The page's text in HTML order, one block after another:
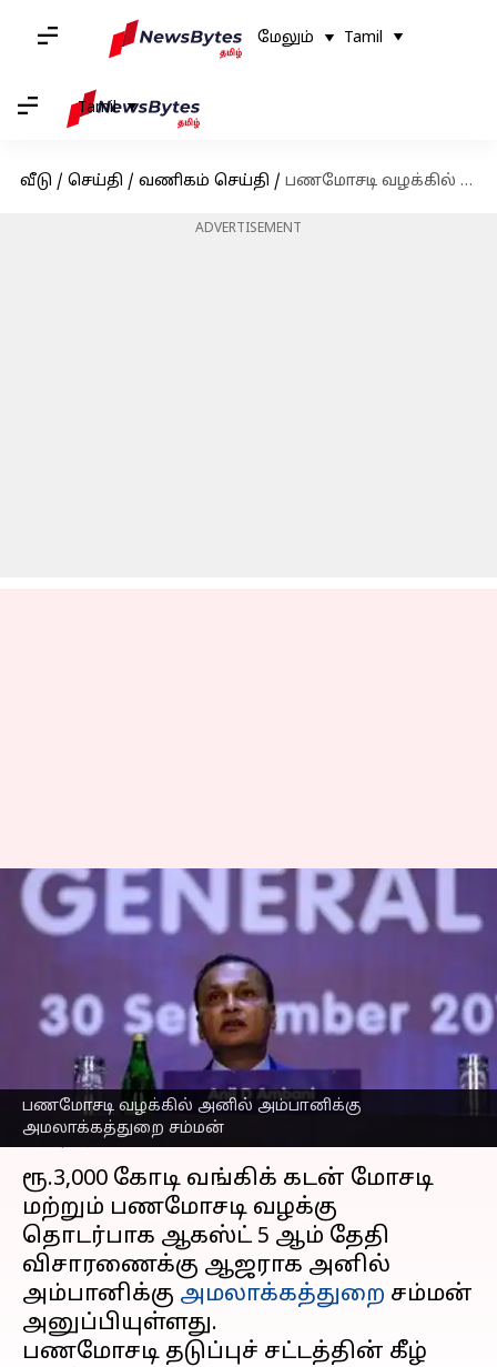
மேலும் Tamil
Tamil
வீடு / செய்தி / வணிகம் செய்தி / பணமோசடி வழக்கில் அனில் அம்பானிக்கு அமலாக்கத்துறை சம்மன்; ஆகஸ்ட் 5 அன்று ஆஜராக உத்தரவு
ADVERTISEMENT
பணமோசடி வழக்கில் அனில் அம்பானிக்கு
அமலாக்கத்துறை சம்மன்
பணமோசடி வழக்கில்
அனில் அம்பானிக்கு
அமலாக்கத்துறை சம்மன்;
ஆகஸ்ட் 5 அன்று ஆஜராக
உத்தரவு
எழுதியவர் Sekar Chinnappan Aug 01, 2025 09:59 am
செய்தி முன்னோட்டம்
ரூ.3,000 கோடி வங்கிக் கடன் மோசடி
மற்றும் பணமோசடி வழக்கு
தொடர்பாக ஆகஸ்ட் 5 ஆம் தேதி
விசாரணைக்கு ஆஜராக அனில்
அம்பானிக்கு அமலாக்கத்துறை சம்மன்
அனுப்பியுள்ளது.
பணமோசடி தடுப்புச் சட்டத்தின் கீழ்